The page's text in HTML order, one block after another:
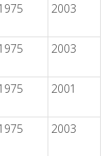
2003
2003
2001
2003